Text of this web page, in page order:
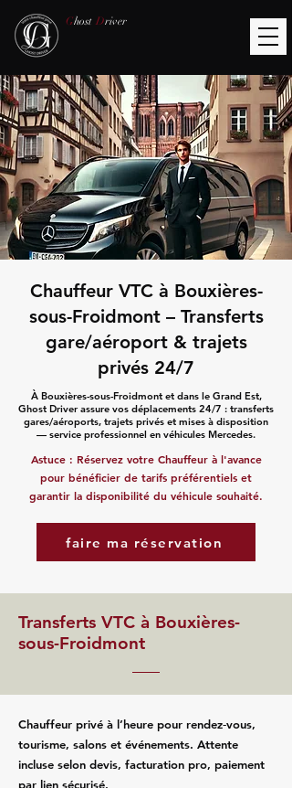
Ghost Driver
Chauffeur VTC à Bouxières-
sous-Froidmont – Transferts
gare/aéroport & trajets
privés 24/7
À Bouxières-sous-Froidmont et dans le Grand Est,
Ghost Driver assure vos déplacements 24/7 : transferts
gares/aéroports, trajets privés et mises à disposition
— service professionnel en véhicules Mercedes.
Astuce : Réservez votre Chauffeur à l'avance
pour bénéficier de tarifs préférentiels et
garantir la disponibilité du véhicule souhaité.
faire ma réservation
Transferts VTC à Bouxières-
sous-Froidmont
Chauffeur privé à l’heure pour rendez‑vous,
tourisme, salons et événements. Attente
incluse selon devis, facturation pro, paiement
par lien sécurisé.